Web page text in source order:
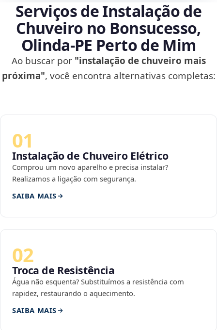
Serviços de Instalação de
Chuveiro no Bonsucesso,
Olinda‑PE Perto de Mim
Ao buscar por "instalação de chuveiro mais
próxima", você encontra alternativas completas:
01
Instalação de Chuveiro Elétrico
Comprou um novo aparelho e precisa instalar?
Realizamos a ligação com segurança.
SAIBA MAIS
02
Troca de Resistência
Água não esquenta? Substituímos a resistência com
rapidez, restaurando o aquecimento.
SAIBA MAIS